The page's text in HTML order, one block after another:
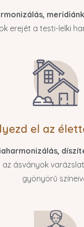
erejét a testi-lelki
el az
ásványok
gyönyörű